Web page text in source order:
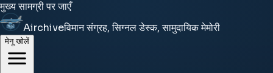
मुख्य सामग्री पर जाएँ
Airchiveविमान संग्रह, सिग्नल डेस्क, सामुदायिक मेमोरी
मेनू खोलें